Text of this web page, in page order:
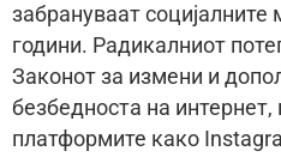
забрануваат
години. Радикалниот
Законот за измени и
безбедноста на интернет,
платформите како